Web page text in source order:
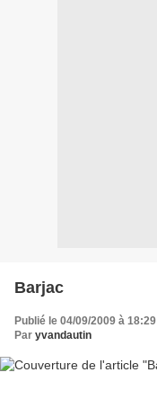
Barjac
Publié le 04/09/2009 à 18:29
Par yvandautin